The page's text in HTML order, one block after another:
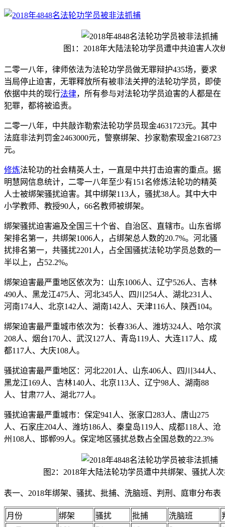
图1：2018年大陆法轮功学员遭中共迫害人次
二零一八年，律师依法为法轮功学员做无罪辩护435场，要求
当局停止迫害，无罪释放所有被非法关押的法轮功学员，即使
依据中共的现行法律，所有参与对法轮功学员迫害的人都是在
犯罪，都将被追责。
二零一八年，中共敲诈勒索法轮功学员现金4631723元。其中
法庭非法判罚金2463000元，警察绑架、抄家勒索现金2168723
元。
修炼法轮功的社会精英人士，一直是中共打击迫害的重点。据
明慧网信息统计，二零一八年至少有151名修炼法轮功的精英
人士被绑架骚扰迫害。其中绑架113人，骚扰38人。其中大中
小学教师、教授90人，66名教师被绑架。
绑架骚扰迫害遍及全国三十个省、自治区、直辖市。山东省绑
架排名第一，共绑架1006人，占绑架总人数的20.7%。河北骚
扰排名第一，共骚扰2201人，占全国骚扰法轮功学员总数的一
半以上，占52.2%。
绑架迫害最严重地区依次为：山东1006人、辽宁526人、吉林
490人、黑龙江475人、河北345人、四川254人、湖北231人、
河南174人、北京142人、湖南142人、天津116人、陕西104。
绑架迫害最严重城市依次为：长春336人、潍坊324人、哈尔滨
208人、烟台170人、武汉127人、青岛119人、大连117人、成
都117人、大庆108人。
骚扰迫害最严重地区：河北2201人、山东406人、四川344人、
黑龙江169人、吉林140人、北京113人、辽宁98人、湖南88
人、甘肃77人、湖北77人。
骚扰迫害最严重城市：保定941人、张家口283人、唐山275
人、石家庄204人、潍坊186人、秦皇岛119人、成都118人、沧
州108人、邯郸99人。保定地区骚扰总数占全国总数的22.3%
图2：2018年大陆法轮功学员遭中共绑架、骚扰人
表一、2018年绑架、骚扰、批捕、洗脑班、判刑、庭审分布表
月份 绑架 骚扰 批捕 洗脑班